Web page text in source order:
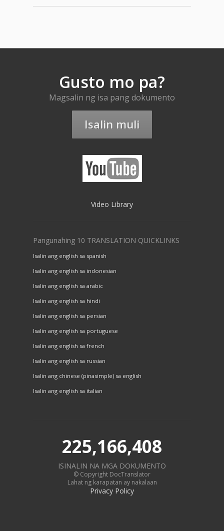
Gusto mo pa?
Magsalin ng isa pang dokumento
Isalin muli
Video Library
Pangunahing 10 TRANSLATION QUICKLINKS
Isalin ang english sa spanish
Isalin ang english sa indonesian
Isalin ang english sa arabic
Isalin ang english sa hindi
Isalin ang english sa persian
Isalin ang english sa portuguese
Isalin ang english sa french
Isalin ang english sa russian
Isalin ang chinese (pinasimple) sa english
Isalin ang english sa italian
225,166,408
ISINALIN NA MGA DOKUMENTO
© Copyright DocTranslator
Lahat ng karapatan ay nakalaan
Privacy Policy